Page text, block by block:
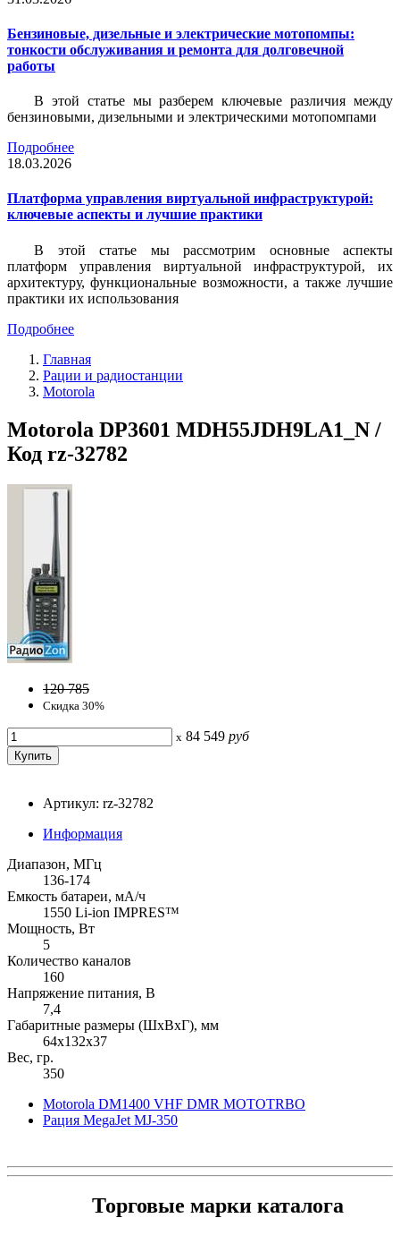
Бензиновые, дизельные и электрические мотопомпы:
тонкости обслуживания и ремонта для долговечной
работы
В этой статье мы разберем ключевые различия между
бензиновыми, дизельными и электрическими мотопомпами
Подробнее
18.03.2026
Платформа управления виртуальной инфраструктурой:
ключевые аспекты и лучшие практики
В этой статье мы рассмотрим основные аспекты
платформ управления виртуальной инфраструктурой, их
архитектуру, функциональные возможности, а также лучшие
практики их использования
Подробнее
Главная
Рации и радиостанции
Motorola
Motorola DP3601 MDH55JDH9LA1_N /
Код rz-32782
120 785
Скидка 30%
x 84 549 руб
Артикул: rz-32782
Информация
Диапазон, МГц
136-174
Емкость батареи, мА/ч
1550 Li-ion IMPRES™
Мощность, Вт
5
Количество каналов
160
Напряжение питания, В
7,4
Габаритные размеры (ШхВхГ), мм
64x132x37
Вес, гр.
350
Motorola DM1400 VHF DMR MOTOTRBO
Рация MegaJet MJ-350
Торговые марки каталога